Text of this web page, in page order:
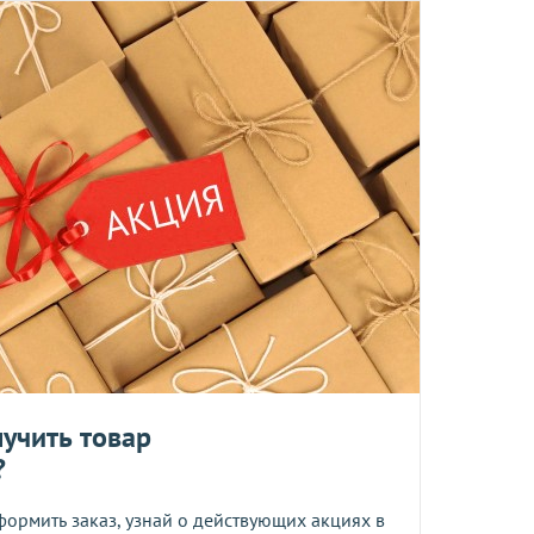
моих персональных данных
включительно.
прессованных дрожжей и товары по оптовым ценам.
получите на следующий день после отправки заказа.
возврату и обмену не подлежат.
товар
заказ, узнай о действующих акциях в